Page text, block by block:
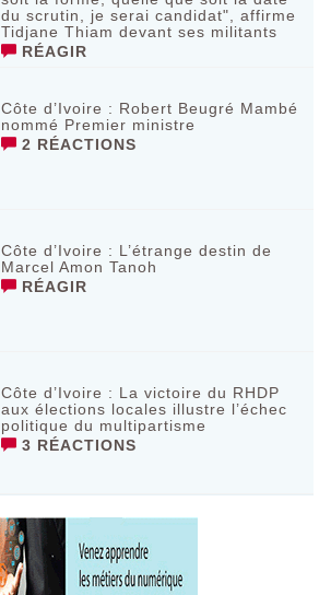
du scrutin, je serai candidat", affirme
Tidjane Thiam devant ses militants
RÉAGIR
Côte d’Ivoire : Robert Beugré Mambé
nommé Premier ministre
2 RÉACTIONS
Côte d’Ivoire : L’étrange destin de
Marcel Amon Tanoh
RÉAGIR
Côte d’Ivoire : La victoire du RHDP
aux élections locales illustre l’échec
politique du multipartisme
3 RÉACTIONS